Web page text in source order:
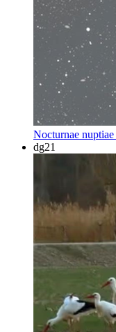
Nocturnae nuptiae
dg21